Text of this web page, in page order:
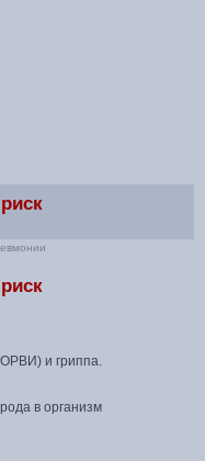
и гриппа.
в организм